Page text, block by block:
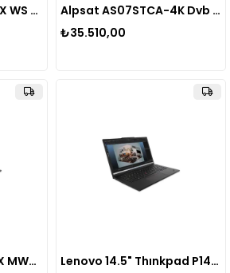
LENOVO 30G1006QTX WS P360 ULTRA i5-12600K 10C 3.7GHz 16GB 4800MHz SODIMM 512GB SSD NVIDIA T400 2GB W11 300W TOWER
Alpsat AS07STCA-4K Dvb S-S2/T-T2/C/J.83B /ısdb-T Combo Sinyal Analizörü
₺35.510,00
LENOVO 21G2004TTX MWS P14s V5 ULTRA-7 155H 16C 16GB DDR5 5600 MHZ 1TB SSD NVIDIA RTX500ADA 4GB 14.5" W11 PRO
Lenovo 14.5" Thınkpad P14s G5 21G2004ttx Ultra 7 155H-16Gb Ddr5 Ram-1Tb Nvme-4Gb Rtx500 Ada-W11 Pro 1920X1200